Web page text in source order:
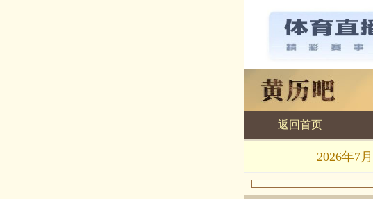
黄历查询
返回首页
2026年7